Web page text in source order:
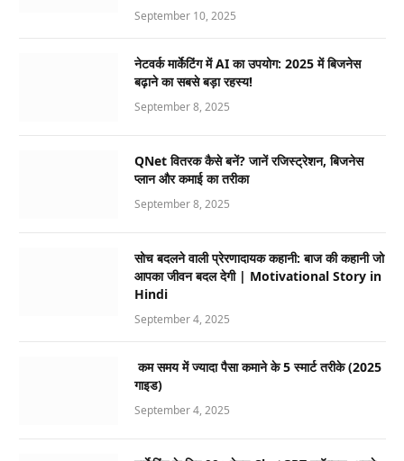
September 10, 2025
नेटवर्क मार्केटिंग में AI का उपयोग: 2025 में बिजनेस
बढ़ाने का सबसे बड़ा रहस्य!
September 8, 2025
QNet वितरक कैसे बनें? जानें रजिस्ट्रेशन, बिजनेस
प्लान और कमाई का तरीका
September 8, 2025
सोच बदलने वाली प्रेरणादायक कहानी: बाज की कहानी जो
आपका जीवन बदल देगी | Motivational Story in
Hindi
September 4, 2025
कम समय में ज्यादा पैसा कमाने के 5 स्मार्ट तरीके (2025
गाइड)
September 4, 2025